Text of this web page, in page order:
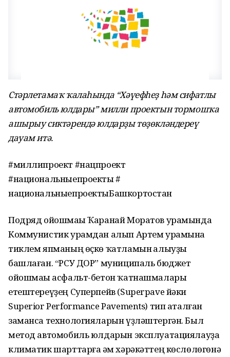
Стәрлетамаҡ ҡалаһында “Хәүефһеҙ һәм сифатлы
автомобиль юлдары” милли проектын тормошҡа
ашырыу сиктәрендә юлдарҙы төҙөкләндереү
дауам итә.
#миллипроект #нацпроект
#национальныепроекты #
национальныепроектыБашкортостан
Подряд ойошмаһы Ҡаранай Моратов урамында
Коммунистик урамдан алып Артем урамына
тиклем япманың өҫкө ҡатламын һалыуҙы
башлаған. “РСУ ДОР” муниципаль бюджет
ойошмаһы асфальт-бетон ҡатнашмалары
етештереүҙең Суперпейв (Superpave йәки
Superior Performance Pavements) тип аталған
заманса технологияларын үҙләштергән. Был
метод автомобиль юлдарын эксплуатациялауҙа
климатик шарттарға һәм хәрәкәттең көслөлөгөнә